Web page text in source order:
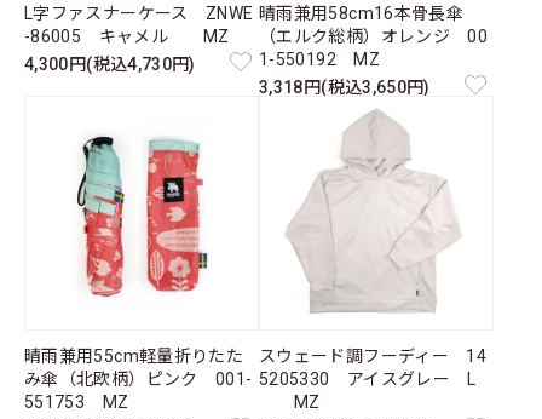
L字ファスナーケース ZNWE
-86005 キャメル MZ
4,300円(税込4,730円)
晴雨兼用58cm16本骨長傘
（エルク総柄）オレンジ 00
1-550192 MZ
3,318円(税込3,650円)
晴雨兼用55cm軽量折りたた
み傘（北欧柄）ピンク 001-
551753 MZ
スウェード調フーディー 14
5205330 アイスグレー L
MZ